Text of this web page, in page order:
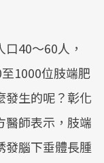
40～60人，
1000位肢端肥
發生的呢？彰化
醫師表示，肢端
發腦下垂體長腫